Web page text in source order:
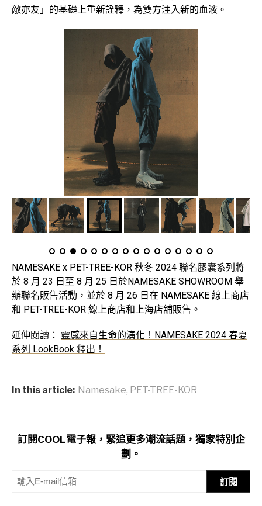
敵亦友」的基礎上重新詮釋，為雙方注入新的血液。
NAMESAKE x PET-TREE-KOR 秋冬 2024 聯名膠囊系列將
於 8 月 23 日至 8 月 25 日於NAMESAKE SHOWROOM 舉
辦聯名販售活動，並於 8 月 26 日在 NAMESAKE 線上商店
和 PET-TREE-KOR 線上商店和上海店舖販售。
延伸閱讀： 靈感來自生命的演化！NAMESAKE 2024 春夏
系列 LookBook 釋出！
In this article: Namesake, PET-TREE-KOR
訂閱COOL電子報，緊追更多潮流話題，獨家特別企
劃。
訂閱